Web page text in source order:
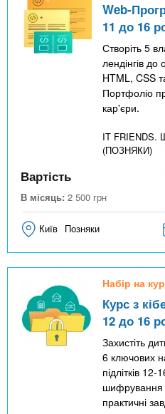
Web-
11 до 16
Створіть 5
лендінгів
HTML, CSS
Портфоліо
кар'єри.
IT FRIENDS.
(ПОЗНЯКИ)
Вартість
В місяць: 2 500 грн
Київ Позняки
Набір на
Курс з
12 до 16
Захистіть
6 ключових
підлітків
шифрування
практичні